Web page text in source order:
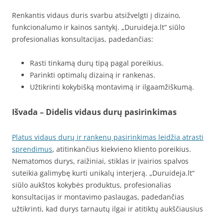
Renkantis vidaus duris svarbu atsižvelgti į dizaino,
funkcionalumo ir kainos santykį. „Duruideja.lt“ siūlo
profesionalias konsultacijas, padedančias:
Rasti tinkamą durų tipą pagal poreikius.
Parinkti optimalų dizainą ir rankenas.
Užtikrinti kokybišką montavimą ir ilgaamžiškumą.
Išvada – Didelis vidaus durų pasirinkimas
Platus vidaus durų ir rankenų pasirinkimas leidžia atrasti
sprendimus, atitinkančius kiekvieno kliento poreikius.
Nematomos durys, raižiniai, stiklas ir įvairios spalvos
suteikia galimybę kurti unikalų interjerą. „Duruideja.lt“
siūlo aukštos kokybės produktus, profesionalias
konsultacijas ir montavimo paslaugas, padedančias
užtikrinti, kad durys tarnautų ilgai ir atitiktų aukščiausius